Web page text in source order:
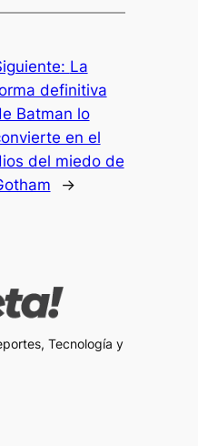
La
definitiva
Batman lo
en el
del miedo de
→
Tecnología y